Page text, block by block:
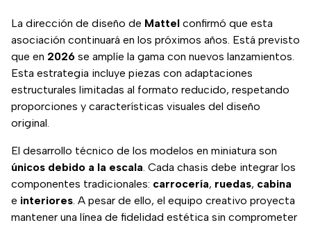
La dirección de diseño de Mattel confirmó que esta
asociación continuará en los próximos años. Está previsto
que en 2026 se amplíe la gama con nuevos lanzamientos.
Esta estrategia incluye piezas con adaptaciones
estructurales limitadas al formato reducido, respetando
proporciones y características visuales del diseño
original.
El desarrollo técnico de los modelos en miniatura son
únicos debido a la escala. Cada chasis debe integrar los
componentes tradicionales: carrocería, ruedas, cabina
e interiores. A pesar de ello, el equipo creativo proyecta
mantener una línea de fidelidad estética sin comprometer